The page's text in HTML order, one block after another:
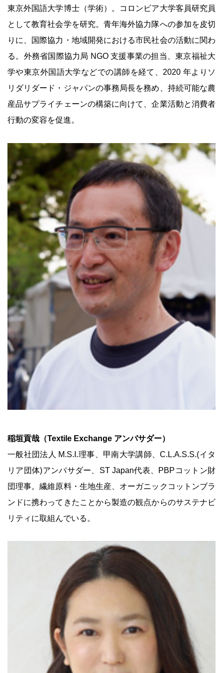
東京外国語大学博士（学術）。コロンビア大学客員研究員
として教育社会学を研究。青年海外協力隊への参加を皮切
りに、国際協力・地域開発における市民社会の活動に関わ
る。外務省国際協力局 NGO 支援事業の担当、東京福祉大
学や東京外国語大学などでの講師を経て、2020 年よりソ
リダリダード・ジャパンの事務局長を務め、持続可能な農
産品サプライチェーンの構築に向けて、企業活動と消費者
行動の変容を促進。
稲垣貢哉（Textile Exchange アンバサダー）
一般社団法人 M.S.I.理事、甲南大学講師、C.L.A.S.S.(イタ
リア団体)アンバサダー、ST Japan代表、PBPコットン財
団理事。繊維原料・生地生産、オーガニックコットンブラ
ンドに携わってきたことから製造の観点からのサステナビ
リティに取組んでいる。